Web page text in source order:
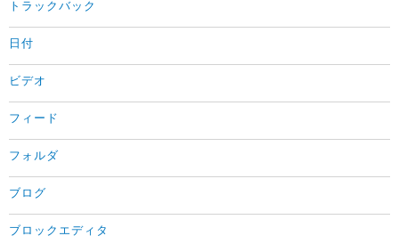
トラックバック
日付
ビデオ
フィード
フォルダ
ブログ
ブロックエディタ